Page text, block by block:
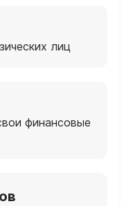
лиц
финансовые